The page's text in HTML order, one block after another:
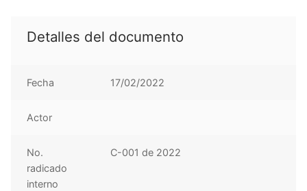
Detalles del documento
Fecha 17/02/2022
Actor
No.
radicado
interno
C-001 de 2022